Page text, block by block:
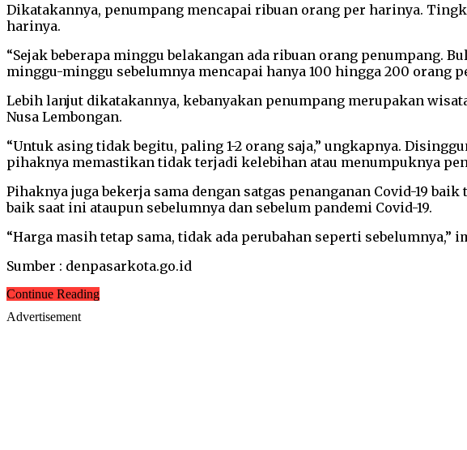
Dikatakannya, penumpang mencapai ribuan orang per harinya.
harinya.
“Sejak beberapa minggu belakangan ada ribuan orang penumpang.
minggu-minggu sebelumnya mencapai hanya 100 hingga 200 orang
Lebih lanjut dikatakannya, kebanyakan penumpang merupakan
Nusa Lembongan.
“Untuk asing tidak begitu, paling 1-2 orang saja,” ungkapnya.
pihaknya memastikan tidak terjadi kelebihan atau menumpuknya
Pihaknya juga bekerja sama dengan satgas penanganan Covid-19
baik saat ini ataupun sebelumnya dan sebelum pandemi Covid-19.
“Harga masih tetap sama, tidak ada perubahan seperti sebelumnya,”
Sumber : denpasarkota.go.id
Continue Reading
Advertisement